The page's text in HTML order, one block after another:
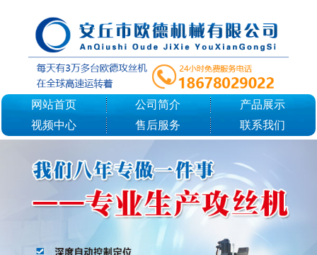
网站首页 公司简介
产品展示
视频中心
售后服务 联系我们